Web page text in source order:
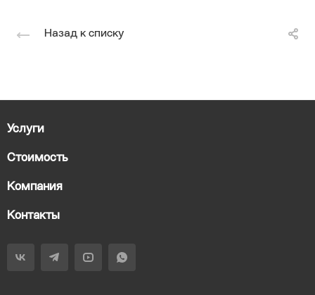
Назад к списку
Услуги
Стоимость
Компания
Контакты